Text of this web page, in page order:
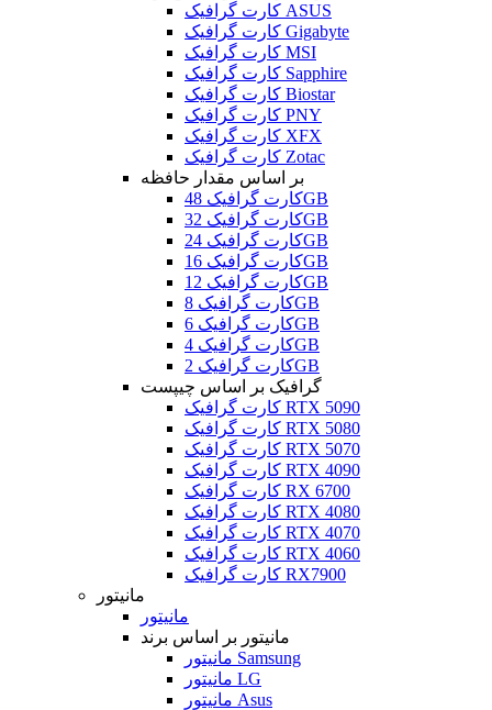
کارت گرافیک ASUS
کارت گرافیک Gigabyte
کارت گرافیک MSI
کارت گرافیک Sapphire
کارت گرافیک Biostar
کارت گرافیک PNY
کارت گرافیک XFX
کارت گرافیک Zotac
بر اساس مقدار حافظه
کارت گرافیک 48GB
کارت گرافیک 32GB
کارت گرافیک 24GB
کارت گرافیک 16GB
کارت گرافیک 12GB
کارت گرافیک 8GB
کارت گرافیک 6GB
کارت گرافیک 4GB
کارت گرافیک 2GB
گرافیک بر اساس چیپست
کارت گرافیک RTX 5090
کارت گرافیک RTX 5080
کارت گرافیک RTX 5070
کارت گرافیک RTX 4090
کارت گرافیک RX 6700
کارت گرافیک RTX 4080
کارت گرافیک RTX 4070
کارت گرافیک RTX 4060
کارت گرافیک RX7900
مانیتور
مانیتور
مانیتور بر اساس برند
مانیتور Samsung
مانیتور LG
مانیتور Asus